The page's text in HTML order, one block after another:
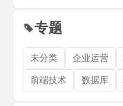
专题
未分类 企业运营
前端技术 数据库